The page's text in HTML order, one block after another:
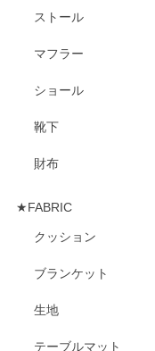
ストール
マフラー
ショール
靴下
財布
★FABRIC
クッション
ブランケット
生地
テーブルマット